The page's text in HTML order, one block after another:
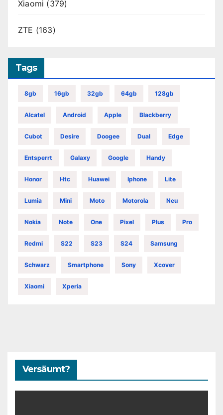
Xiaomi (379)
ZTE (163)
Tags
8gb 16gb 32gb 64gb 128gb
Alcatel Android Apple Blackberry
Cubot Desire Doogee Dual Edge
Entsperrt Galaxy Google Handy
Honor Htc Huawei Iphone Lite
Lumia Mini Moto Motorola Neu
Nokia Note One Pixel Plus Pro
Redmi S22 S23 S24 Samsung
Schwarz Smartphone Sony Xcover
Xiaomi Xperia
Versäumt?